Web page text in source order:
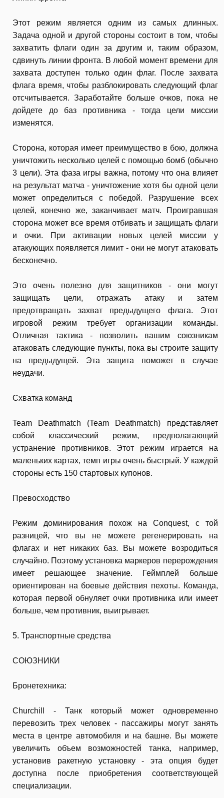
Этот режим является одним из самых длинных.
Задача одной и другой стороны состоит в том, чтобы
захватить флаги один за другим и, таким образом,
сдвинуть линии фронта. В любой момент времени для
захвата доступен только один флаг. После захвата
флага время, чтобы разблокировать следующий флаг
отсчитывается. Заработайте больше очков, пока не
дойдете до баз противника - тогда цели миссии
изменятся.
Сторона, которая имеет преимущество в бою, должна
уничтожить несколько целей с помощью бомб (обычно
3 цели). Эта фаза игры важна, потому что она влияет
на результат матча - уничтожение хотя бы одной цели
может определиться с победой. Разрушение всех
целей, конечно же, заканчивает матч. Проигравшая
сторона может все время отбивать и защищать флаги
и очки. При активации новых целей миссии у
атакующих появляется лимит - они не могут атаковать
бесконечно.
Это очень полезно для защитников - они могут
защищать цели, отражать атаку и затем
предотвращать захват предыдущего флага. Этот
игровой режим требует организации команды.
Отличная тактика - позволить вашим союзникам
атаковать следующие пункты, пока вы строите защиту
на предыдущей. Эта защита поможет в случае
неудачи.
Схватка команд
Team Deathmatch (Team Deathmatch) представляет
собой классический режим, предполагающий
устранение противников. Этот режим играется на
маленьких картах, темп игры очень быстрый. У каждой
стороны есть 150 стартовых купонов.
Превосходство
Режим доминирования похож на Conquest, с той
разницей, что вы не можете регенерировать на
флагах и нет никаких баз. Вы можете возродиться
случайно. Поэтому установка маркеров перерождения
имеет решающее значение. Геймплей больше
ориентирован на боевые действия пехоты. Команда,
которая первой обнуляет очки противника или имеет
больше, чем противник, выигрывает.
5. Транспортные средства
СОЮЗНИКИ
Бронетехника:
Churchill - Танк который может одновременно
перевозить трех человек - пассажиры могут занять
места в центре автомобиля и на башне. Вы можете
увеличить объем возможностей танка, например,
установив ракетную установку - эта опция будет
доступна после приобретения соответствующей
специализации.